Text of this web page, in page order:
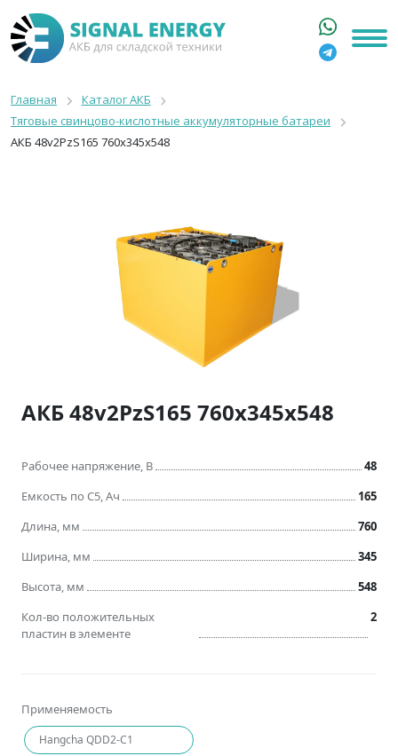
КАТАЛОГ
АРЕНДА АКБ
О КОМПАНИИ
+7 916 316 3333
8 800 550 44 77
info@signalenergy.ru
Главная
Каталог АКБ
Тяговые свинцово-кислотные аккумуляторные батареи
АКБ 48v2PzS165 760x345x548
АКБ 48v2PzS165 760x345x548
Рабочее напряжение, В
48
Емкость по C5, Ач
165
Длина, мм
760
Ширина, мм
345
Высота, мм
548
Применяемость
Hangcha QDD2-C1
Кол-во положительных
пластин в элементе
2